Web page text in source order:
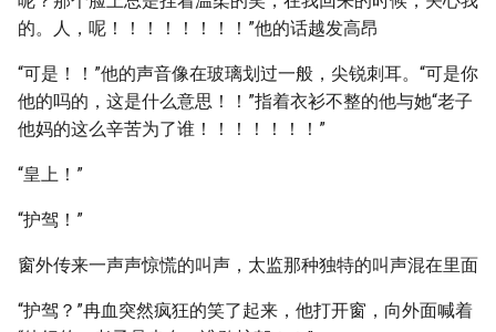
的。人，呢！！！！！！！！”他的话越发高昂
“可是！！”他的声音像在玻璃划过一般，尖锐刺耳。“可是你
他的吗的，这是什么意思！！”指着衣衫不整的他与她“老子
他妈的这么辛苦为了谁！！！！！！！”
“皇上！”
“护驾！”
窗外传来一声声惊慌的叫声，太监那种独特的叫声混在里面
“护驾？”冉血突然疯狂的笑了起来，他打开窗，向外面喊着